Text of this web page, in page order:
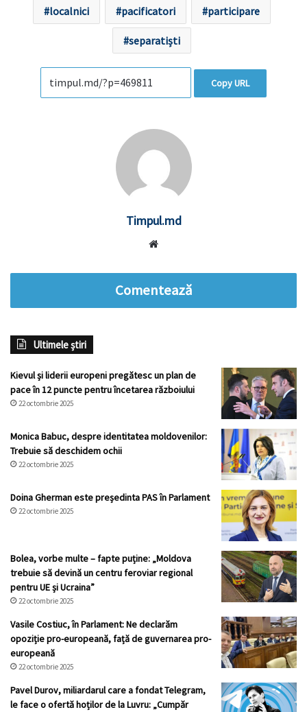
localnici pacificatori participare
separatiști
Copy URL
Timpul.md
Comentează
Ultimele știri
Kievul și liderii europeni pregătesc un plan de
pace în 12 puncte pentru încetarea războiului
22 octombrie 2025
Monica Babuc, despre identitatea moldovenilor:
Trebuie să deschidem ochii
22 octombrie 2025
Doina Gherman este președinta PAS în Parlament
22 octombrie 2025
Bolea, vorbe multe – fapte puține: „Moldova
trebuie să devină un centru feroviar regional
pentru UE și Ucraina”
22 octombrie 2025
Vasile Costiuc, în Parlament: Ne declarăm
opoziție pro-europeană, față de guvernarea pro-
europeană
22 octombrie 2025
Pavel Durov, miliardarul care a fondat Telegram,
le face o ofertă hoților de la Luvru: „Cumpăr